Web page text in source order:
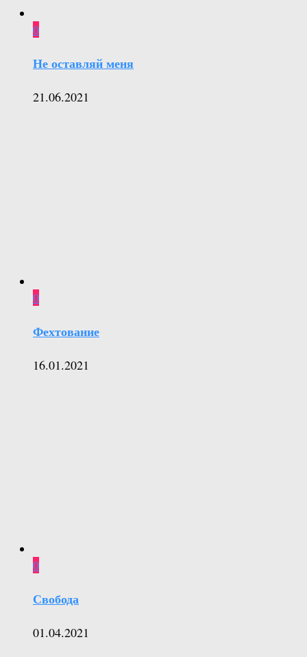
0
Не оставляй меня
21.06.2021
0
Фехтование
16.01.2021
0
Свобода
01.04.2021